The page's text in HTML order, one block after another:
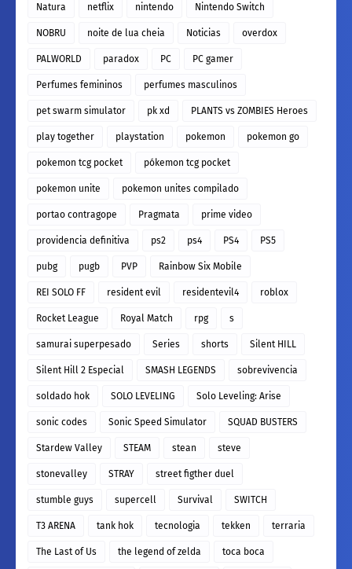
Natura netflix nintendo Nintendo Switch
NOBRU noite de lua cheia Noticias overdox
PALWORLD paradox PC PC gamer
Perfumes femininos perfumes masculinos
pet swarm simulator pk xd PLANTS vs ZOMBIES Heroes
play together playstation pokemon pokemon go
pokemon tcg pocket pókemon tcg pocket
pokemon unite pokemon unites compilado
portao contragope Pragmata prime video
providencia definitiva ps2 ps4 PS4 PS5
pubg pugb PVP Rainbow Six Mobile
REI SOLO FF resident evil residentevil4 roblox
Rocket League Royal Match rpg s
samurai superpesado Series shorts Silent HILL
Silent Hill 2 Especial SMASH LEGENDS sobrevivencia
soldado hok SOLO LEVELING Solo Leveling: Arise
sonic codes Sonic Speed Simulator SQUAD BUSTERS
Stardew Valley STEAM stean steve
stonevalley STRAY street figther duel
stumble guys supercell Survival SWITCH
T3 ARENA tank hok tecnologia tekken terraria
The Last of Us the legend of zelda toca boca